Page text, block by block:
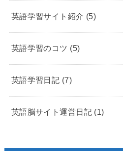
英語学習サイト紹介 (5)
英語学習のコツ (5)
英語学習日記 (7)
英語脳サイト運営日記 (1)